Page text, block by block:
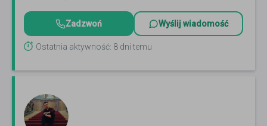
Zadzwoń Wyślij wiadomość
Ostatnia aktywność: 8 dni temu